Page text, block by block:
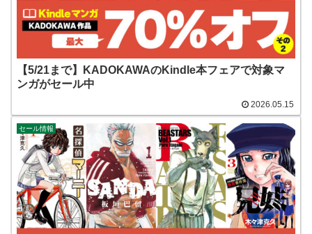
【5/21まで】KADOKAWAのKindle本フェアで対象マ
ンガがセール中
2026.05.15
セール情報